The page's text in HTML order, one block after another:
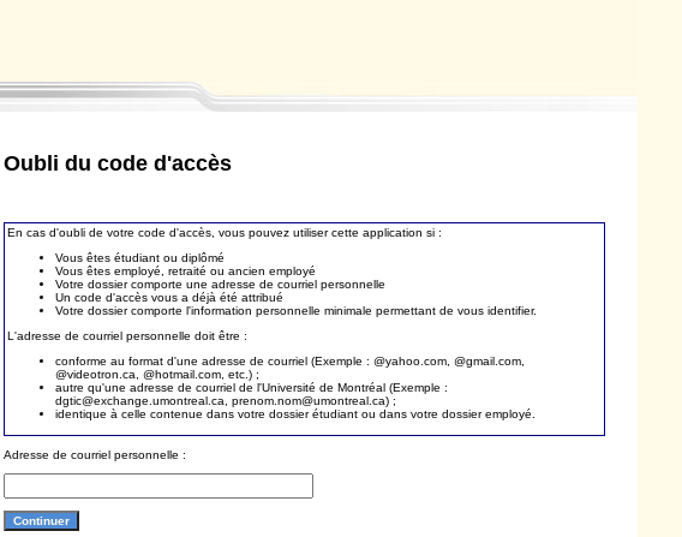
Oubli du code d'accès
En cas d'oubli de votre code d'accès, vous pouvez utiliser cette application si :
Vous êtes étudiant ou diplômé
Vous êtes employé, retraité ou ancien employé
Votre dossier comporte une adresse de courriel personnelle
Un code d'accès vous a déjà été attribué
Votre dossier comporte l'information personnelle minimale permettant de vous identifier.
L'adresse de courriel personnelle doit être :
conforme au format d'une adresse de courriel (Exemple : @yahoo.com, @gmail.com,
@videotron.ca, @hotmail.com, etc.) ;
autre qu'une adresse de courriel de l'Université de Montréal (Exemple :
dgtic@exchange.umontreal.ca, prenom.nom@umontreal.ca) ;
identique à celle contenue dans votre dossier étudiant ou dans votre dossier employé.
Adresse de courriel personnelle :